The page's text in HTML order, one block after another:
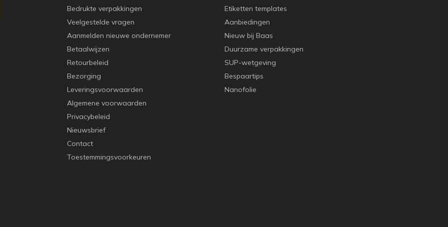
Bedrukte verpakkingen
Veelgestelde vragen
Aanmelden nieuwe ondernemer
Betaalwijzen
Retourbeleid
Bezorging
Leveringsvoorwaarden
Algemene voorwaarden
Privacybeleid
Nieuwsbrief
Contact
Toestemmingsvoorkeuren
Etiketten templates
Aanbiedingen
Nieuw bij Baas
Duurzame verpakkingen
SUP-wetgeving
Bespaartips
Nanofolie